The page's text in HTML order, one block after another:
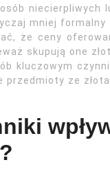
niecierpliwych
mniej formalny
że ceny
skupują one
kluczowym
przedmioty ze